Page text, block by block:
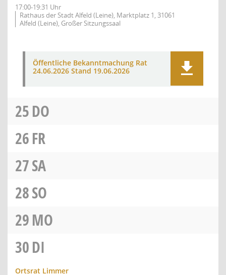
17:00-19:31 Uhr
Rathaus der Stadt Alfeld (Leine), Marktplatz 1, 31061
Alfeld (Leine), Großer Sitzungssaal
Öffentliche Bekanntmachung Rat
24.06.2026 Stand 19.06.2026
25DO
26FR
27SA
28SO
29MO
30DI
Ortsrat Limmer